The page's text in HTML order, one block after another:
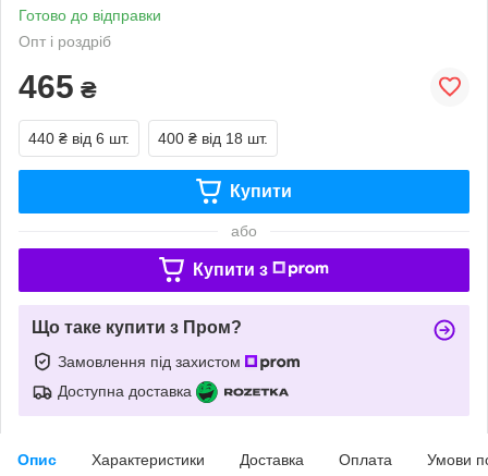
Готово до відправки
Опт і роздріб
465 ₴
440 ₴ від 6 шт. 400 ₴ від 18 шт.
Купити
або
Купити з
Що таке купити з Пром?
Замовлення під захистом
Доступна доставка
Опис Характеристики Доставка Оплата Умови